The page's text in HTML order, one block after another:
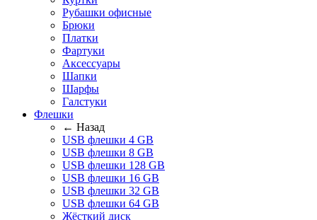
Рубашки офисные
Брюки
Платки
Фартуки
Аксессуары
Шапки
Шарфы
Галстуки
Флешки
← Назад
USB флешки 4 GB
USB флешки 8 GB
USB флешки 128 GB
USB флешки 16 GB
USB флешки 32 GB
USB флешки 64 GB
Жёсткий диск